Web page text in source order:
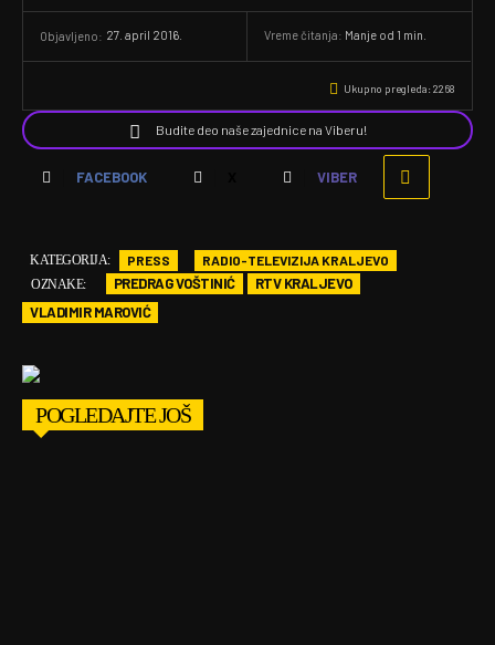
Objavljeno: 27. april 2016. Vreme čitanja: Manje od 1 min.
Ukupno pregleda:2268
Budite deo naše zajednice na Viberu!
FACEBOOK VIBER
KATEGORIJA: PRESS
RADIO-TELEVIZIJA KRALJEVO
OZNAKE:
PREDRAG VOŠTINIĆ
RTV KRALJEVO
VLADIMIR MAROVIĆ
POGLEDAJTE JOŠ